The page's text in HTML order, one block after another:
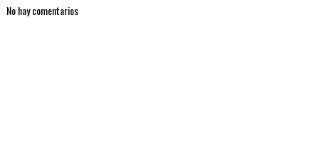
No hay comentarios